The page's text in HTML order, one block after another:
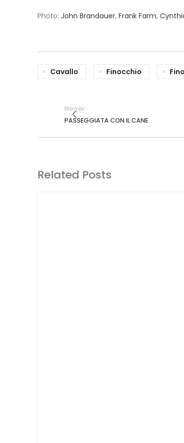
Photo: John Brandauer, Frank Farm,
Cavallo Finocchio
Newer
PASSEGGIATA CON IL CANE
Related Posts